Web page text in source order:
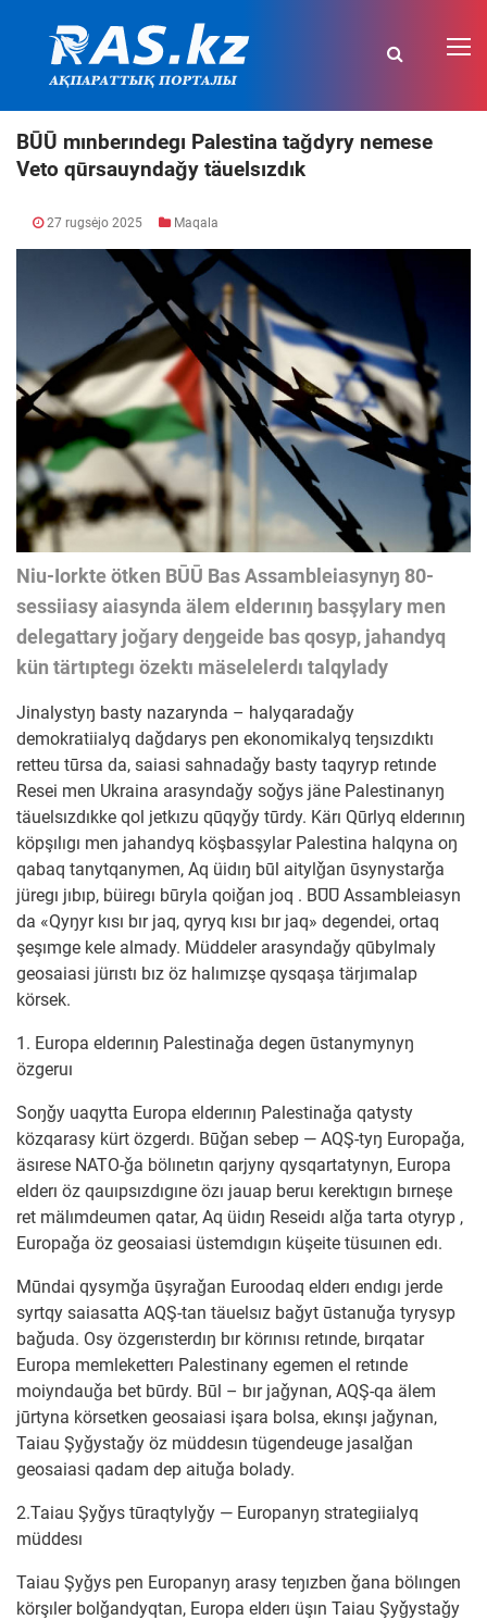
BŪŪ mınberındegı Palestina taǧdyry nemese
Veto qūrsauyndaǧy täuelsızdık
27 rugsėjo 2025 Maqala
Niu-Iorkte ötken BŪŪ Bas Assambleiasynyŋ 80-
sessiiasy aiasynda älem elderınıŋ basşylary men
delegattary joǧary deŋgeide bas qosyp, jahandyq
kün tärtıptegı özektı mäselelerdı talqylady
Jinalystyŋ basty nazarynda – halyqaradaǧy
demokratiialyq daǧdarys pen ekonomikalyq teŋsızdıktı
retteu tūrsa da, saiasi sahnadaǧy basty taqyryp retınde
Resei men Ukraina arasyndaǧy soǧys jäne Palestinanyŋ
täuelsızdıkke qol jetkızu qūqyǧy tūrdy. Kärı Qūrlyq elderınıŋ
köpşılıgı men jahandyq köşbasşylar Palestina halqyna oŋ
qabaq tanytqanymen, Aq üidıŋ būl aitylǧan ūsynystarǧa
jüregı jıbıp, büiregı būryla qoiǧan joq . BŪŪ Assambleiasyn
da «Qyŋyr kısı bır jaq, qyryq kısı bır jaq» degendei, ortaq
şeşımge kele almady. Müddeler arasyndaǧy qūbylmaly
geosaiasi jürıstı bız öz halımızşe qysqaşa tärjımalap
körsek.
1. Europa elderınıŋ Palestinaǧa degen ūstanymynyŋ
özgeruı
Soŋǧy uaqytta Europa elderınıŋ Palestinaǧa qatysty
közqarasy kürt özgerdı. Būǧan sebep — AQŞ-tyŋ Europaǧa,
äsırese NATO-ǧa bölınetın qarjyny qysqartatynyn, Europa
elderı öz qauıpsızdıgıne özı jauap beruı kerektıgın bırneşe
ret mälımdeumen qatar, Aq üidıŋ Reseidı alǧa tarta otyryp ,
Europaǧa öz geosaiasi üstemdıgın küşeite tüsuınen edı.
Mūndai qysymǧa ūşyraǧan Euroodaq elderı endıgı jerde
syrtqy saiasatta AQŞ-tan täuelsız baǧyt ūstanuǧa tyrysyp
baǧuda. Osy özgerısterdıŋ bır körınısı retınde, bırqatar
Europa memleketterı Palestinany egemen el retınde
moiyndauǧa bet būrdy. Būl – bır jaǧynan, AQŞ-qa älem
jūrtyna körsetken geosaiasi işara bolsa, ekınşı jaǧynan,
Taiau Şyǧystaǧy öz müddesın tügendeuge jasalǧan
geosaiasi qadam dep aituǧa bolady.
2.Taiau Şyǧys tūraqtylyǧy — Europanyŋ strategiialyq
müddesı
Taiau Şyǧys pen Europanyŋ arasy teŋızben ǧana bölıngen
körşıler bolǧandyqtan, Europa elderı üşın Taiau Şyǧystaǧy